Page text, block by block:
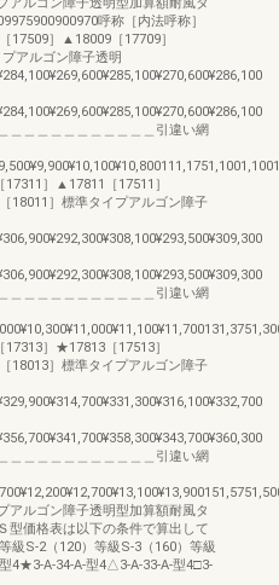
呼称［内法呼称］
17509］▲18009［17709］
アルゴン障子透明
＿＿＿＿＿＿＿＿＿＿＿引違い網
］▲17811［17511］
18011］標準タイプアルゴン障子
＿＿＿＿＿＿＿＿＿＿＿引違い網
］★17813［17513］
18013］標準タイプアルゴン障子
＿＿＿＿＿＿＿＿＿＿＿引違い網
アルゴン障子透明型加算額耐風タ
型価格表は以下の条件で算出して
級S-2（120）等級S-3（160）等級
4★3-A-34-A-型4△3-A-33-A-型4□3-